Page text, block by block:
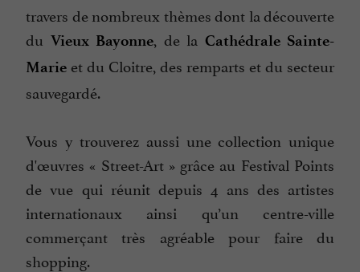
travers de nombreux thèmes dont la découverte
du Vieux Bayonne, de la Cathédrale Sainte-
Marie et du Cloitre, des remparts et du secteur
sauvegardé.
Vous y trouverez aussi une collection unique
d'œuvres « Street-Art » grâce au Festival Points
de vue qui réunit depuis 4 ans des artistes
internationaux ainsi qu’un centre-ville
commerçant très agréable pour faire du
shopping.